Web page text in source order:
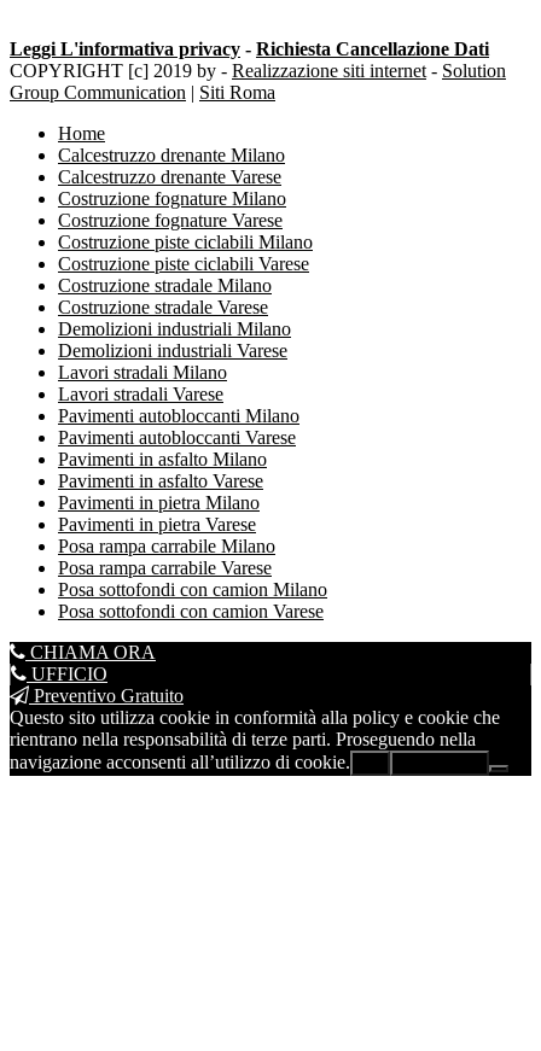
Leggi L'informativa privacy - Richiesta Cancellazione Dati
COPYRIGHT [c] 2019 by - Realizzazione siti internet - Solution
Group Communication | Siti Roma
Home
Calcestruzzo drenante Milano
Calcestruzzo drenante Varese
Costruzione fognature Milano
Costruzione fognature Varese
Costruzione piste ciclabili Milano
Costruzione piste ciclabili Varese
Costruzione stradale Milano
Costruzione stradale Varese
Demolizioni industriali Milano
Demolizioni industriali Varese
Lavori stradali Milano
Lavori stradali Varese
Pavimenti autobloccanti Milano
Pavimenti autobloccanti Varese
Pavimenti in asfalto Milano
Pavimenti in asfalto Varese
Pavimenti in pietra Milano
Pavimenti in pietra Varese
Posa rampa carrabile Milano
Posa rampa carrabile Varese
Posa sottofondi con camion Milano
Posa sottofondi con camion Varese
CHIAMA ORA
UFFICIO
Preventivo Gratuito
Questo sito utilizza cookie in conformità alla policy e cookie che
rientrano nella responsabilità di terze parti. Proseguendo nella
navigazione acconsenti all’utilizzo di cookie.